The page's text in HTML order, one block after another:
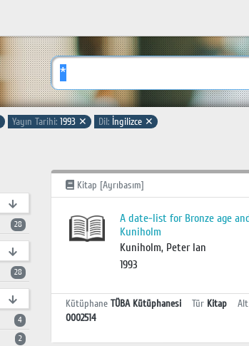
Yayın Tarihi: 1993 ✕ Dil: İngilizce ✕
28
28
4
2
Kitap [Ayrıbasım]
A date-list for Bronze age
Kuniholm
Kuniholm, Peter Ian
1993
Kütüphane TÜBA Kütüphanesi Tür Kitap
0002514